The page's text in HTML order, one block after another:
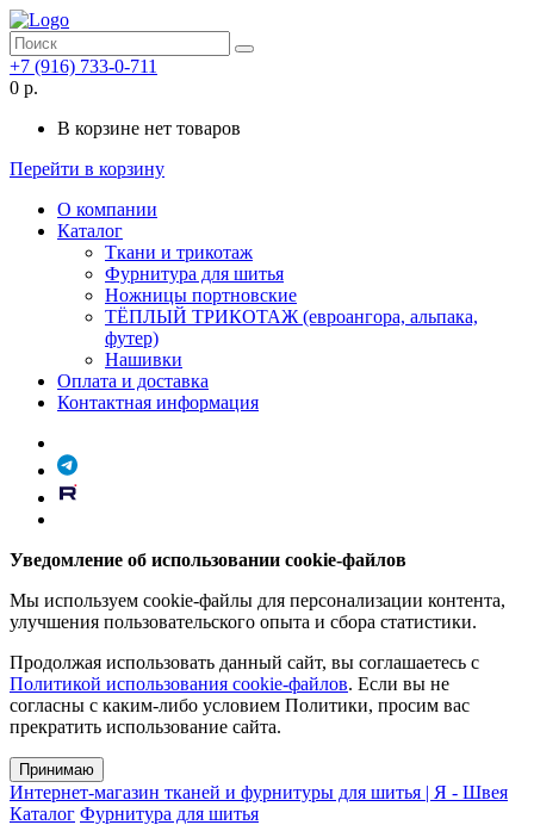
+7 (916) 733-0-711
0 р.
В корзине нет товаров
Перейти в корзину
О компании
Каталог
Ткани и трикотаж
Фурнитура для шитья
Ножницы портновские
ТЁПЛЫЙ ТРИКОТАЖ (евроангора, альпака,
футер)
Нашивки
Оплата и доставка
Контактная информация
Уведомление об использовании cookie-файлов
Мы используем cookie-файлы для персонализации контента,
улучшения пользовательского опыта и сбора статистики.
Продолжая использовать данный сайт, вы соглашаетесь с
Политикой использования cookie-файлов. Если вы не
согласны с каким-либо условием Политики, просим вас
прекратить использование сайта.
Принимаю
Интернет-магазин тканей и фурнитуры для шитья | Я - Швея
Каталог Фурнитура для шитья